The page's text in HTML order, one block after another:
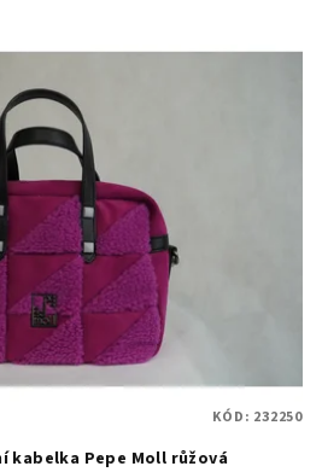
kabelka Pepe Moll růžová
KÓD: 232250